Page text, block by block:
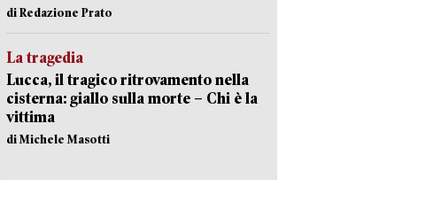
di Redazione Prato
La tragedia
Lucca, il tragico ritrovamento nella
cisterna: giallo sulla morte – Chi è la
vittima
di Michele Masotti